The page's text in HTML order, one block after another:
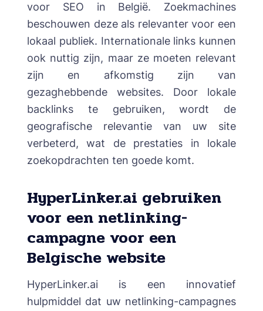
voor SEO in België. Zoekmachines
beschouwen deze als relevanter voor een
lokaal publiek. Internationale links kunnen
ook nuttig zijn, maar ze moeten relevant
zijn en afkomstig zijn van
gezaghebbende websites. Door lokale
backlinks te gebruiken, wordt de
geografische relevantie van uw site
verbeterd, wat de prestaties in lokale
zoekopdrachten ten goede komt.
HyperLinker.ai gebruiken
voor een netlinking-
campagne voor een
Belgische website
HyperLinker.ai is een innovatief
hulpmiddel dat uw netlinking-campagnes